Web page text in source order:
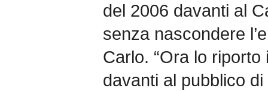
del 2006 davanti al
senza nascondere
Carlo. “Ora lo
davanti al pubblico di